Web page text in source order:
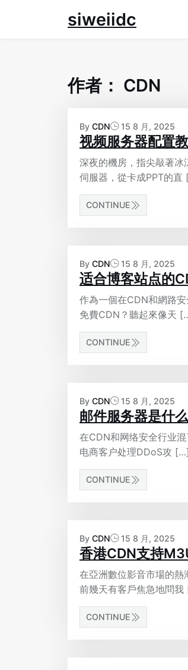
siweiidc
作者： CDN
By CDN 15 8 月, 2025
视频服务器配置
深夜的機房，指尖敲著
伺服器，從卡成PPT的直
CONTINUE
By CDN 15 8 月, 2025
适合博客站点的
作為一個在CDN和網路
免費CDN？聽起來像天
CONTINUE
By CDN 15 8 月, 2025
邮件服务器是什
在CDN和网络安全行业
电商客户处理DDoS攻 […]
CONTINUE
By CDN 15 8 月, 2025
香港CDN支持
在亞洲數位影音市場的熱
前幾天有客戶焦急地問
CONTINUE